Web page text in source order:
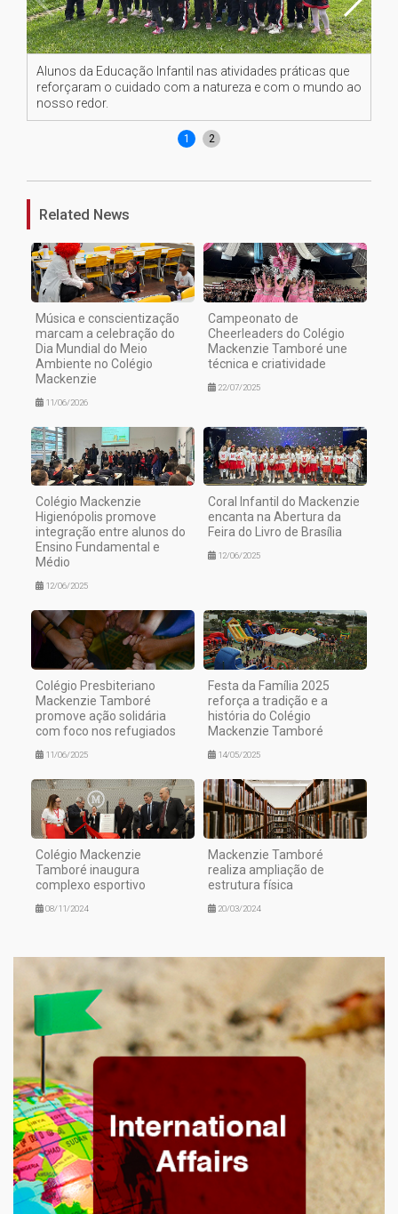
Alunos da Educação Infantil nas atividades práticas que
reforçaram o cuidado com a natureza e com o mundo ao
nosso redor.
1 2
Related News
Música e conscientização
marcam a celebração do
Dia Mundial do Meio
Ambiente no Colégio
Mackenzie
11/06/2026
Campeonato de
Cheerleaders do Colégio
Mackenzie Tamboré une
técnica e criatividade
22/07/2025
Colégio Mackenzie
Higienópolis promove
integração entre alunos do
Ensino Fundamental e
Médio
12/06/2025
Coral Infantil do Mackenzie
encanta na Abertura da
Feira do Livro de Brasília
12/06/2025
Colégio Presbiteriano
Mackenzie Tamboré
promove ação solidária
com foco nos refugiados
11/06/2025
Festa da Família 2025
reforça a tradição e a
história do Colégio
Mackenzie Tamboré
14/05/2025
Colégio Mackenzie
Tamboré inaugura
complexo esportivo
08/11/2024
Mackenzie Tamboré
realiza ampliação de
estrutura física
20/03/2024